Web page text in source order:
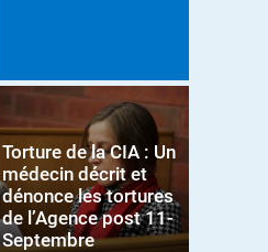
Torture de la CIA : Un
médecin décrit et
dénonce les tortures
de l’Agence post 11-
Septembre